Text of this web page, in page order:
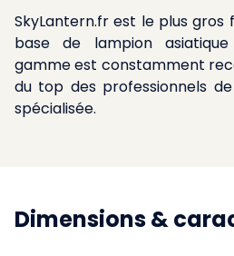
SkyLantern.fr est le plus
base de lampion
gamme est constamment
du top des professionnels
spécialisée.
Dimensions &